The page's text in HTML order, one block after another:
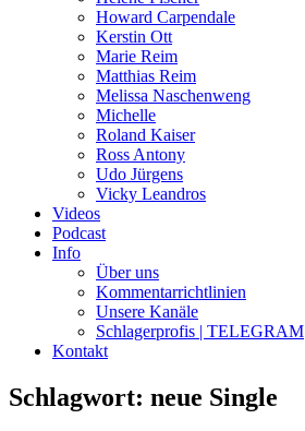
Howard Carpendale
Kerstin Ott
Marie Reim
Matthias Reim
Melissa Naschenweng
Michelle
Roland Kaiser
Ross Antony
Udo Jürgens
Vicky Leandros
Videos
Podcast
Info
Über uns
Kommentarrichtlinien
Unsere Kanäle
Schlagerprofis | TELEGRAM
Kontakt
Schlagwort: neue Single